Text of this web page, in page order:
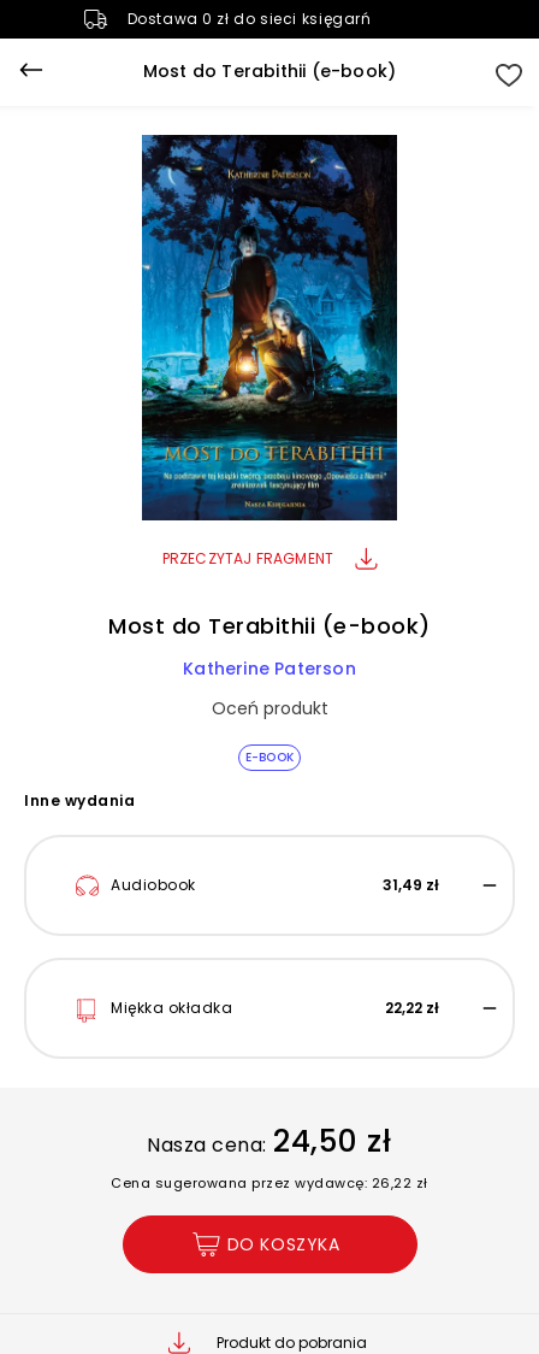
Dostawa 0 zł do sieci księgarń
Most do Terabithii (e-book)
PRZECZYTAJ FRAGMENT
E-BOOK
Most do Terabithii (e-book)
Katherine Paterson
Oceń produkt
Inne wydania
Audiobook 31,49 zł
Miękka okładka 22,22 zł
Nasza cena: 24,50 zł
Cena sugerowana przez wydawcę: 26,22 zł
DO KOSZYKA
Produkt do pobrania